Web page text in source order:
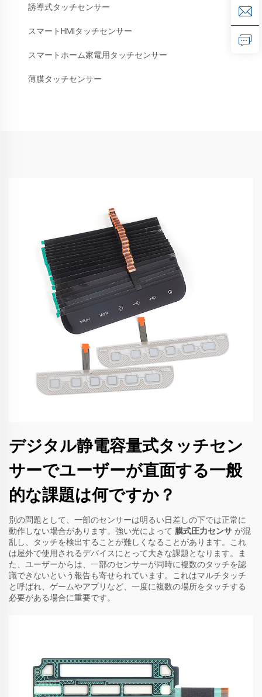
誘導式タッチセンサー
スマートHMIタッチセンサー
スマートホーム家電用タッチセンサー
薄膜タッチセンサー
デジタル静電容量式タッチセン
サーでユーザーが直面する一般
的な課題は何ですか？
別の問題として、一部のセンサーは明るい日差しの下では正常に
動作しない場合があります。強い光によって 膜式圧力センサ が混
乱し、タッチを検出することが難しくなることがあります。これ
は屋外で使用されるデバイスにとって大きな課題となります。ま
た、ユーザーからは、一部のセンサーが同時に複数のタッチを認
識できないという報告も寄せられています。これはマルチタッチ
と呼ばれ、ゲームやアプリなど、一度に複数の場所をタッチする
必要がある場合に重要です。